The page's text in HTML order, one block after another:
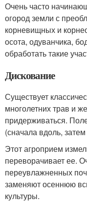
Очень часто
огород земли с
корневищных и
осота, одуванчика,
обработать такие
Дискование
Существует
многолетних трав и
придерживаться.
(сначала вдоль,
Этот агроприем
переворачивает ее.
переувлажненных
заменяют осеннюю
культуры.